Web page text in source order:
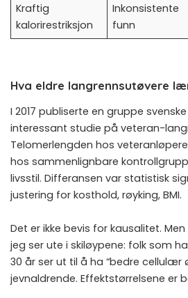
Kraftig
kalorirestriksjon
Inkonsistente
funn
Hva eldre langrennsutøvere
I 2017 publiserte en gruppe
interessant studie på veteran-
Telomerlengden hos
hos sammenlignbare
livsstil. Differansen var statistisk
justering for kosthold, røyking, BMI.
Det er ikke bevis for kausalitet.
jeg ser ute i skiløypene: folk som
30 år ser ut til å ha “bedre cellulær
jevnaldrende. Effektstørrelsene er